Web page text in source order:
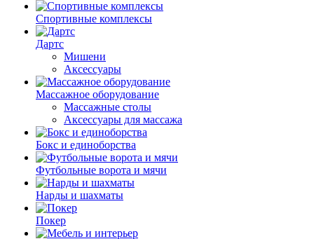
Спортивные комплексы
Дартс
Мишени
Аксессуары
Массажное оборудование
Массажные столы
Аксессуары для массажа
Бокс и единоборства
Футбольные ворота и мячи
Нарды и шахматы
Покер